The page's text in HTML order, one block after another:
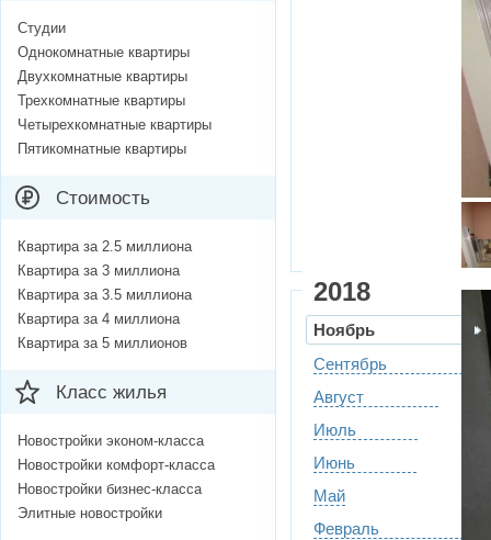
2018
Ноябрь
Сентябрь
Август
Июль
Июнь
Май
Февраль
Студии
Однокомнатные квартиры
Двухкомнатные квартиры
Трехкомнатные квартиры
Четырехкомнатные квартиры
Пятикомнатные квартиры
Стоимость
Квартира за 2.5 миллиона
Квартира за 3 миллиона
Квартира за 3.5 миллиона
Квартира за 4 миллиона
Квартира за 5 миллионов
Класс жилья
Новостройки эконом-класса
Новостройки комфорт-класса
Новостройки бизнес-класса
Элитные новостройки